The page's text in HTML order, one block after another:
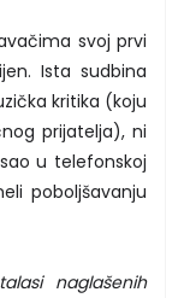
svoj prvi
Ista sudbina
kritika (koju
prijatelja), ni
u telefonskoj
poboljšavanju
naglašenih